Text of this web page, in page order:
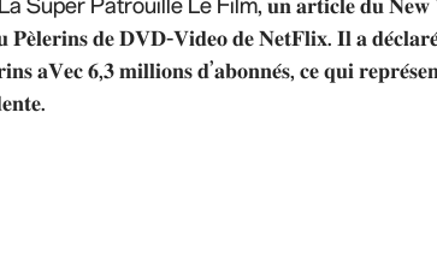
𝐏𝐞̀𝐥𝐞𝐫𝐢𝐧𝐬 𝐝𝐞 𝐃𝐕𝐃-𝐕𝐢𝐝𝐞𝐨 𝐝𝐞 𝐍𝐞𝐭𝐅𝐥𝐢𝐱. 𝐈𝐥 𝐚
𝐚𝐕𝐞𝐜 𝟔,𝟑 𝐦𝐢𝐥𝐥𝐢𝐨𝐧𝐬 𝐝’𝐚𝐛𝐨𝐧𝐧𝐞́𝐬, 𝐜𝐞 𝐪𝐮𝐢